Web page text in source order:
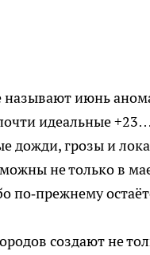
июнь
идеальные
дожди, грозы и
не только в
по‑прежнему
создают не